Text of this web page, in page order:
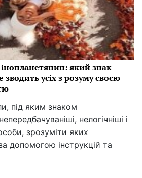
інопланетянин: який знак
зводить усіх з розуму своєю
під яким знаком
нелогічніші і
зрозуміти яких
допомогою інструкцій та